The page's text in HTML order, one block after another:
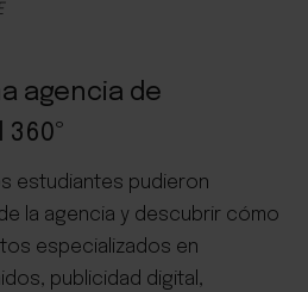
agencia de
estudiantes pudieron
la agencia y descubrir cómo
especializados en
publicidad digital,